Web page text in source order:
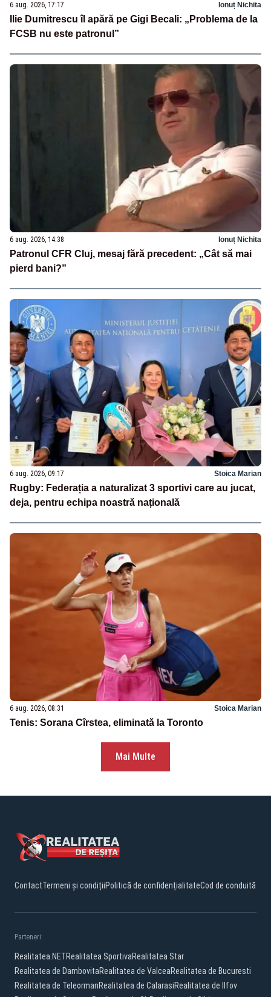
6 aug. 2026, 17:17 Ionuț Nichita
Ilie Dumitrescu îl apără pe Gigi Becali: „Problema de la
FCSB nu este patronul”
6 aug. 2026, 14:38 Ionuț Nichita
Patronul CFR Cluj, mesaj fără precedent: „Cât să mai
pierd bani?”
6 aug. 2026, 09:17 Stoica Marian
Rugby: Federația a naturalizat 3 sportivi care au jucat,
deja, pentru echipa noastră națională
6 aug. 2026, 08:31 Stoica Marian
Tenis: Sorana Cîrstea, eliminată la Toronto
Mai Multe
ContactTermeni și condițiiPolitică de confidențialitateCod de conduită
Parteneri:
Realitatea.NETRealitatea SportivaRealitatea Star
Realitatea de DambovitaRealitatea de ValceaRealitatea de Bucuresti
Realitatea de TeleormanRealitatea de CalarasiRealitatea de Ilfov